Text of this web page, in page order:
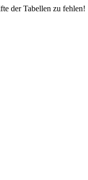
der Tabellen zu fehlen!